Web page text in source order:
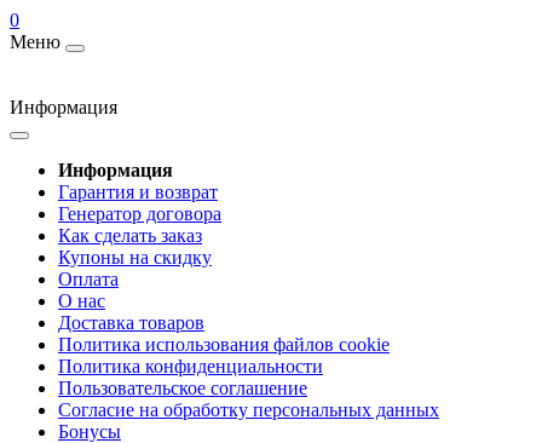
0
Меню
Информация
Информация
Гарантия и возврат
Генератор договора
Как сделать заказ
Купоны на скидку
Оплата
О нас
Доставка товаров
Политика использования файлов cookie
Политика конфиденциальности
Пользовательское соглашение
Согласие на обработку персональных данных
Бонусы